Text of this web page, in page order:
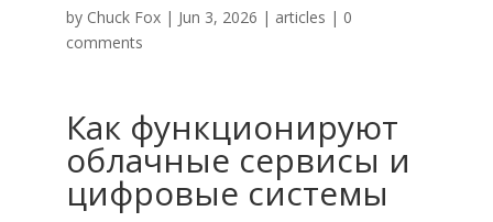
by Chuck Fox| Jun 3, 2026 | articles | 0
comments
Как функционируют
облачные сервисы и
цифровые системы